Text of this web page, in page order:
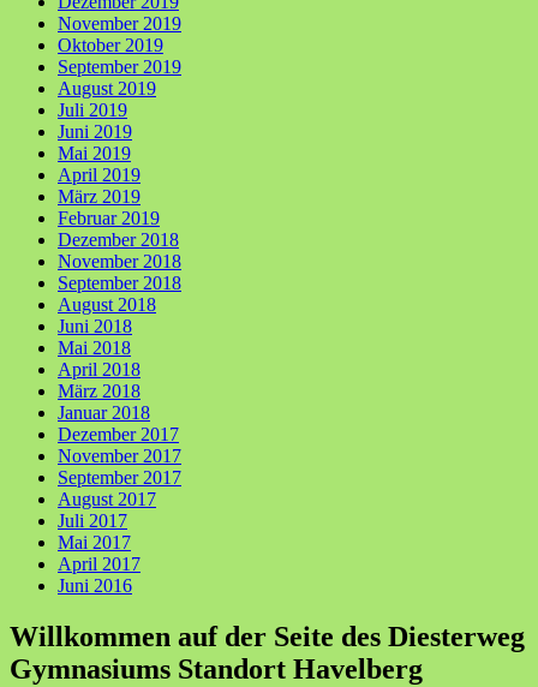
November 2019
Oktober 2019
September 2019
August 2019
Juli 2019
Juni 2019
Mai 2019
April 2019
März 2019
Februar 2019
Dezember 2018
November 2018
September 2018
August 2018
Juni 2018
Mai 2018
April 2018
März 2018
Januar 2018
Dezember 2017
November 2017
September 2017
August 2017
Juli 2017
Mai 2017
April 2017
Juni 2016
Willkommen auf der Seite des Diesterweg
Gymnasiums Standort Havelberg